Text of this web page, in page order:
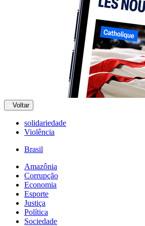
Voltar
solidariedade
Violência
Brasil
Amazônia
Corrupção
Economia
Esporte
Justiça
Política
Sociedade